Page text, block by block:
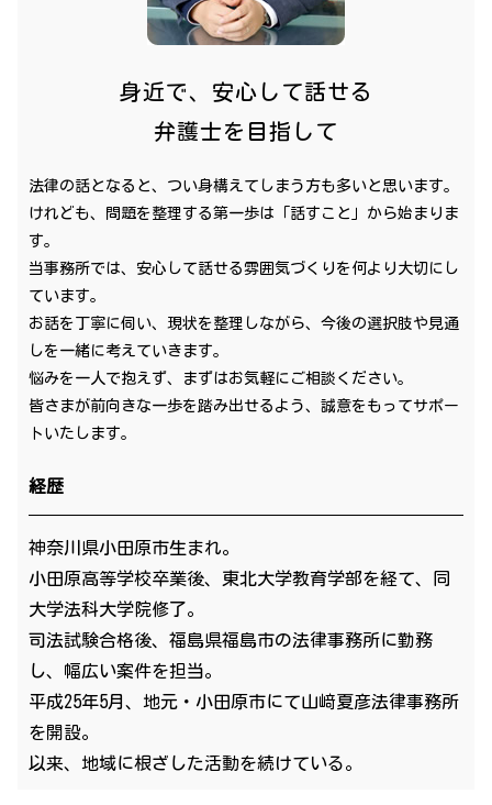
身近で、安心して話せる
弁護士を目指して
法律の話となると、つい身構えてしまう方も多いと思います。
けれども、問題を整理する第一歩は「話すこと」から始まりま
す。
当事務所では、安心して話せる雰囲気づくりを何より大切にし
ています。
お話を丁寧に伺い、現状を整理しながら、今後の選択肢や見通
しを一緒に考えていきます。
悩みを一人で抱えず、まずはお気軽にご相談ください。
皆さまが前向きな一歩を踏み出せるよう、誠意をもってサポー
トいたします。
経歴
神奈川県小田原市生まれ。
小田原高等学校卒業後、東北大学教育学部を経て、同
大学法科大学院修了。
司法試験合格後、福島県福島市の法律事務所に勤務
し、幅広い案件を担当。
平成25年5月、地元・小田原市にて山﨑夏彦法律事務所
を開設。
以来、地域に根ざした活動を続けている。